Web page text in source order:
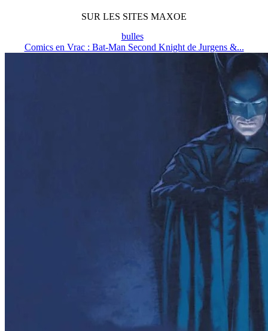
SUR LES SITES MAXOE
bulles
Comics en Vrac : Bat-Man Second Knight de Jurgens &...